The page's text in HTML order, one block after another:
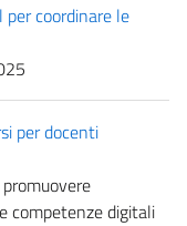
per coordinare le
per docenti
competenze digitali